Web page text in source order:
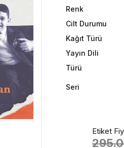
Renk
Cilt Durumu
Kağıt Türü
Yayın Dili
Türü
Seri
Etiket